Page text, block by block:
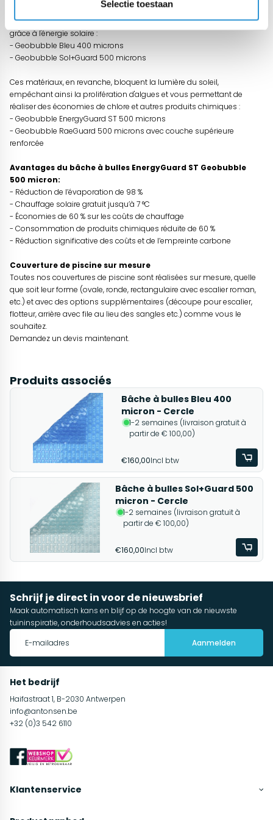
Selectie toestaan
Ces matériaux laissent passer la lumière du soleil, totalement ou
partiellement, permettant ainsi à l'eau de se réchauffer gratuitement
grâce à l'énergie solaire :
- Geobubble Bleu 400 microns
- Geobubble Sol+Guard 500 microns
Ces matériaux, en revanche, bloquent la lumière du soleil,
empêchant ainsi la prolifération d'algues et vous permettant de
réaliser des économies de chlore et autres produits chimiques :
- Geobubble EnergyGuard ST 500 microns
- Geobubble RaeGuard 500 microns avec couche supérieure
renforcée
Avantages du bâche à bulles EnergyGuard ST Geobubble
500 micron:
- Réduction de l’évaporation de 98 %
- Chauffage solaire gratuit jusqu’à 7 °C
- Économies de 60 % sur les coûts de chauffage
- Consommation de produits chimiques réduite de 60 %
- Réduction significative des coûts et de l’empreinte carbone
Couverture de piscine sur mesure
Toutes nos couvertures de piscine sont réalisées sur mesure, quelle
que soit leur forme (ovale, ronde, rectangulaire avec escalier roman,
etc.) et avec des options supplémentaires (découpe pour escalier,
flotteur, arrière avec file au lieu des sangles etc.) comme vous le
souhaitez.
Demandez un devis maintenant.
Produits associés
Bâche à bulles Bleu 400
micron - Cercle
1-2 semaines (livraison gratuit à
partir de € 100,00)
€160,00Incl btw
Bâche à bulles Sol+Guard 500
micron - Cercle
1-2 semaines (livraison gratuit à
partir de € 100,00)
€160,00Incl btw
Schrijf je direct in voor de nieuwsbrief
Maak automatisch kans en blijf op de hoogte van de nieuwste
tuininspiratie, onderhoudsadvies en acties!
Aanmelden
Het bedrijf
Haifastraat 1, B-2030 Antwerpen
info@antonsen.be
+32 (0)3 542 6110
Klantenservice